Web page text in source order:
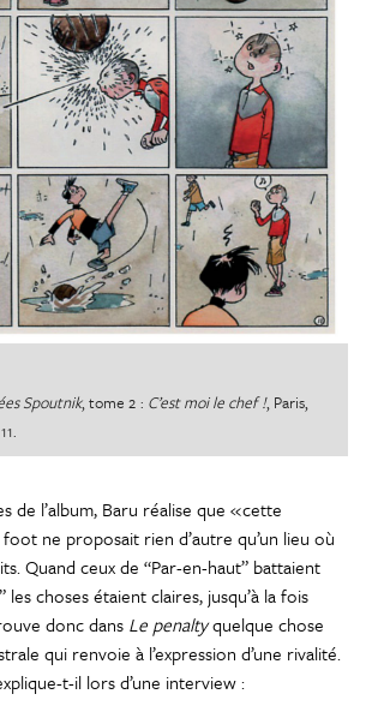
Spoutnik, tome 2 : C’est moi le chef !, Paris,
de l’album, Baru réalise que « cette
ne proposait rien d’autre qu’un lieu où
Quand ceux de “Par-en-haut” battaient
les choses étaient claires, jusqu’à la fois
donc dans Le penaltyquelque chose
qui renvoie à l’expression d’une rivalité.
t-il lors d’une interview :